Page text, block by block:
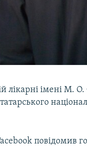
лікарні імені М.
повідомив